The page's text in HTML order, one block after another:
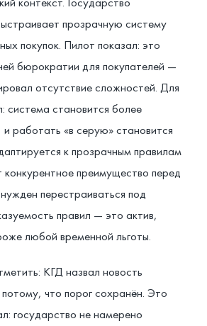
прозрачную систему
покупок. Пилот показал: это
бюрократии для покупателей —
отсутствие сложностей. Для
система становится более
работать «в серую» становится
к прозрачным правилам
преимущество перед
перестраиваться под
правил — это актив,
любой временной льготы.
КГД назвал новость
что порог сохранён. Это
государство не намерено